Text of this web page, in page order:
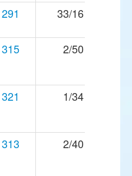
291 33/161
315 2/50
321 1/34
313 2/40